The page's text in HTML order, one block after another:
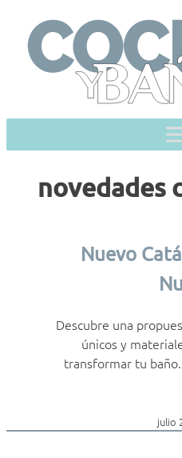
novedades
Nuevo
Descubre una
únicos y
transformar tu
julio